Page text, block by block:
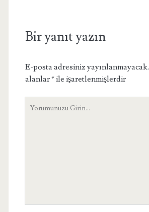
Bir yanıt yazın
E-posta adresiniz yayınlanmayacak.
alanlar*ile işaretlenmişlerdir
Yorumunuz